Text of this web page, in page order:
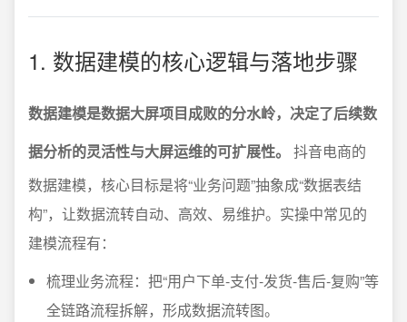
1. 数据建模的核心逻辑与落地步骤
数据建模是数据大屏项目成败的分水岭，决定了后续数
据分析的灵活性与大屏运维的可扩展性。
抖音电商的
数据建模，核心目标是将“业务问题”抽象成“数据表结
构”，让数据流转自动、高效、易维护。实操中常见的
建模流程有：
梳理业务流程：把“用户下单-支付-发货-售后-复购”等
全链路流程拆解，形成数据流转图。